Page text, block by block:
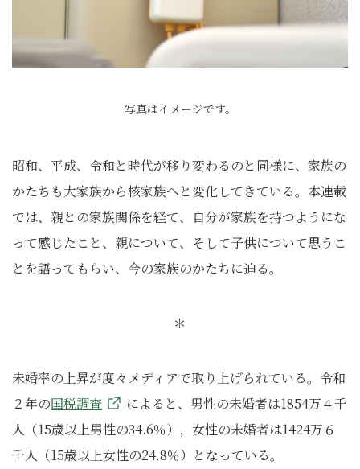
写真はイメージです。
昭和、平成、令和と時代が移り変わるのと同様に、家族の
かたちも大家族から核家族へと変化してきている。本連載
では、親との家族関係を経て、自分が家族を持つようにな
って感じたこと、親について、そして子供について思うこ
とを語ってもらい、今の家族のかたちに迫る。
＊
未婚率の上昇が度々メディアで取り上げられている。令和
２年の国税調査
によると、男性の未婚者は1854万４千
人（15歳以上男性の34.6％），女性の未婚者は1424万６
千人（15歳以上女性の24.8％）となっている。